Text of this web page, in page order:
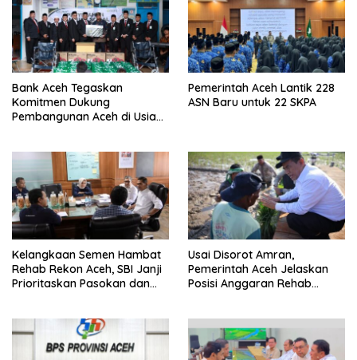
Bank Aceh Tegaskan
Komitmen Dukung
Pembangunan Aceh di Usia
Pemerintah Aceh Lantik 228
ASN Baru untuk 22 SKPA
Kelangkaan Semen Hambat
Rehab Rekon Aceh, SBI Janji
Prioritaskan Pasokan dan
Usai Disorot Amran,
Pemerintah Aceh Jelaskan
Posisi Anggaran Rehab